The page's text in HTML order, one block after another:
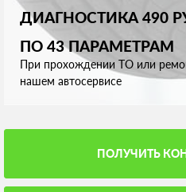
ДИАГНОСТИКА 490
ПО 43 ПАРАМЕТРАМ
При прохождении ТО или
нашем автосервисе
ПОЛУЧИТЬ